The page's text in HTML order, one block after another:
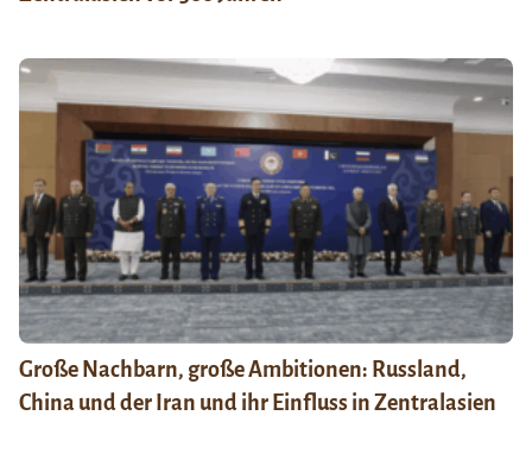
Große Nachbarn, große Ambitionen: Russland,
China und der Iran und ihr Einfluss in Zentralasien